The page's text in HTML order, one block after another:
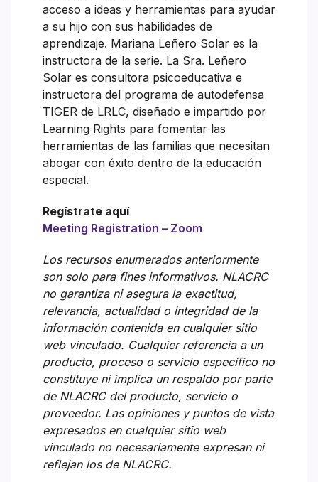
acceso a ideas y herramientas para ayudar
a su hijo con sus habilidades de
aprendizaje. Mariana Leñero Solar es la
instructora de la serie. La Sra. Leñero
Solar es consultora psicoeducativa e
instructora del programa de autodefensa
TIGER de LRLC, diseñado e impartido por
Learning Rights para fomentar las
herramientas de las familias que necesitan
abogar con éxito dentro de la educación
especial.
Regístrate aquí
Meeting Registration – Zoom
Los recursos enumerados anteriormente
son solo para fines informativos. NLACRC
no garantiza ni asegura la exactitud,
relevancia, actualidad o integridad de la
información contenida en cualquier sitio
web vinculado. Cualquier referencia a un
producto, proceso o servicio específico no
constituye ni implica un respaldo por parte
de NLACRC del producto, servicio o
proveedor. Las opiniones y puntos de vista
expresados en cualquier sitio web
vinculado no necesariamente expresan ni
reflejan los de NLACRC.